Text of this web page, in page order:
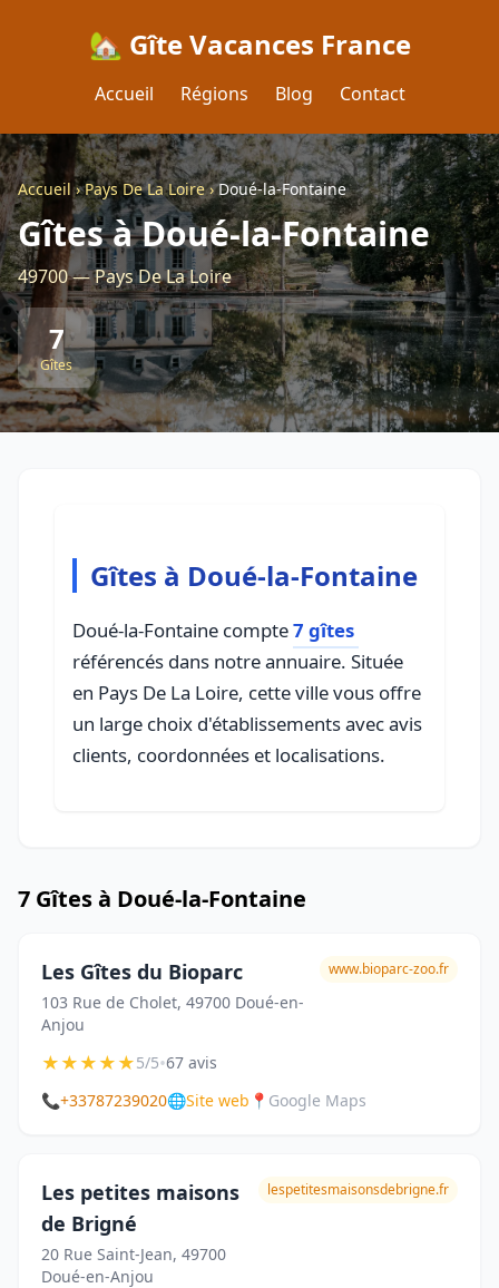
🏡 Gîte Vacances France
Accueil Régions Blog Contact
Accueil›Pays De La Loire›Doué-la-Fontaine
Gîtes à Doué-la-Fontaine
49700 — Pays De La Loire
7
Gîtes
Gîtes à Doué-la-Fontaine
Doué-la-Fontaine compte7 gîtes
référencés dans notre annuaire. Située
en Pays De La Loire, cette ville vous offre
un large choix d'établissements avec avis
clients, coordonnées et localisations.
7 Gîtes à Doué-la-Fontaine
Les Gîtes du Bioparc
103 Rue de Cholet, 49700 Doué-en-
Anjou
www.bioparc-zoo.fr
★★★★★5/5•67 avis
📞+33787239020🌐Site web 📍 Google Maps
Les petites maisons
de Brigné
20 Rue Saint-Jean, 49700
Doué-en-Anjou
lespetitesmaisonsdebrigne.fr